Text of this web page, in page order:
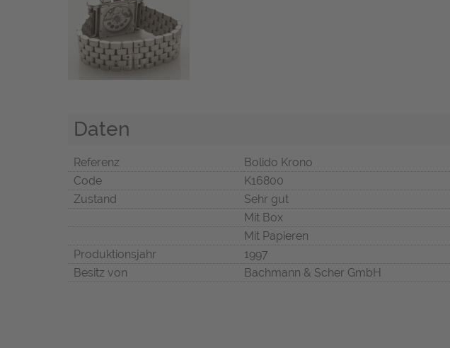
Daten
Referenz
Bolido Krono
Code
K16800
Zustand
Sehr gut
Mit Box
Mit Papieren
Produktionsjahr
1997
Besitz von
Bachmann & Scher GmbH